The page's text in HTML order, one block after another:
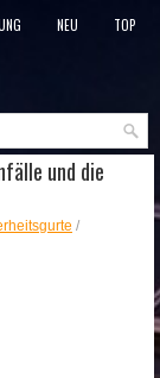
NEU
TOP
und die
/